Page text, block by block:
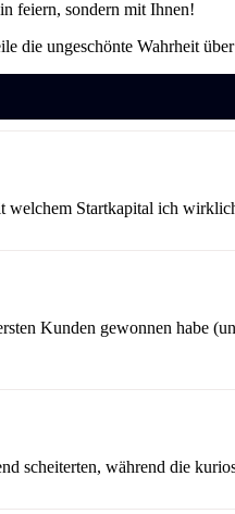
feiern, sondern mit Ihnen!
die ungeschönte Wahrheit
welchem Startkapital ich
Kunden gewonnen habe
scheiterten, während die